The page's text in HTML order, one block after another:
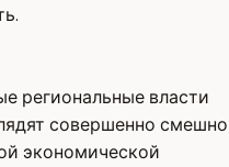
региональные власти
совершенно смешно
экономической